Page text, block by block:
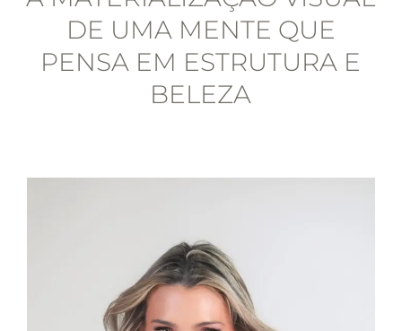
DE UMA MENTE QUE
PENSA EM ESTRUTURA E
BELEZA